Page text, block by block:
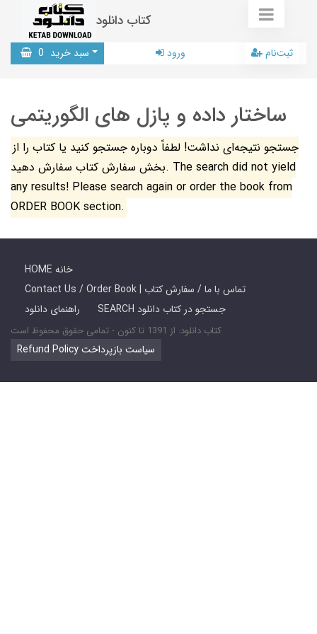
کتاب دانلود
سبد خرید 0 ورود ثبت‌نام
ساختار داده و پازل های الگوریتمی
جستجو نتیجه‌ای نداشت! لطفاً دوباره جستجو کنید یا کتاب را از
بخش سفارش کتاب سفارش دهید. The search did not yield
any results! Please search again or order the book from
ORDER BOOK section.
HOME خانه
Contact Us / Order Book | تماس با ما / سفارش کتاب
راهنمای دانلود
SEARCH جستجو در کتاب دانلود
کتاب دانلود: از 1391 تا کنون - تمامی حقوق محفوظ است
Refund Policy سیاست بازپرداخت